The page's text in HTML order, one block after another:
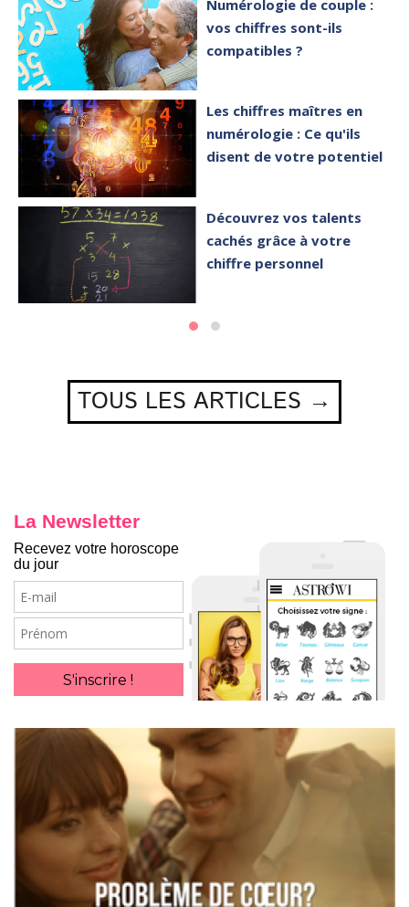
Numérologie de couple :
vos chiffres sont-ils
compatibles ?
Les chiffres maîtres en
numérologie : Ce qu'ils
disent de votre potentiel
Découvrez vos talents
cachés grâce à votre
chiffre personnel
TOUS LES ARTICLES →
La Newsletter
Recevez votre horoscope
du jour
E-
mail
Prénom
S'inscrire !